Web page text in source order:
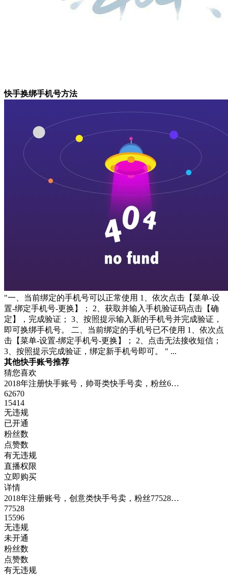
快手换绑手机号方法
"一、当前绑定的手机号可以正常使用 1、依次点击【菜单-设
置-绑定手机号-更换】； 2、获取并输入手机验证码点击【确
定】，完成验证； 3、按照提示输入新的手机号并完成验证，
即可换绑手机号。 二、当前绑定的手机号已不使用 1、依次点
击【菜单-设置-绑定手机号-更换】； 2、点击无法接收短信；
3、按照提示完成验证，绑定新手机号即可。 " ...
其他快手账号推荐
猜您喜欢
2018年注册快手账号，帅哥类快手号卖，粉丝6…
62670
15414
无违规
已开通
粉丝数
点赞数
有无违规
直播权限
立即购买
详情
2018年注册账号，创意类快手号卖，粉丝77528…
77528
15596
无违规
未开通
粉丝数
点赞数
有无违规